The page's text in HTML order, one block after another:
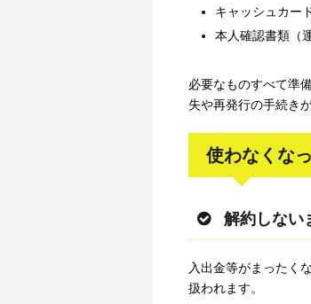
キャッシュカー
本人確認書類（
必要なものすべて準
失や再発行の手続き
使わなくな
解約しない
入出金等がまったく
扱われます。